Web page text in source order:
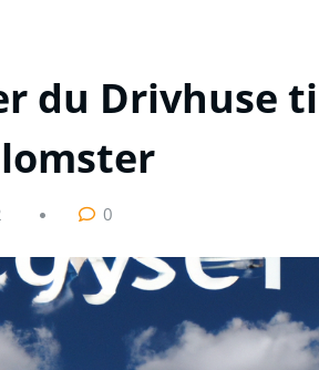
du Drivhuse
0